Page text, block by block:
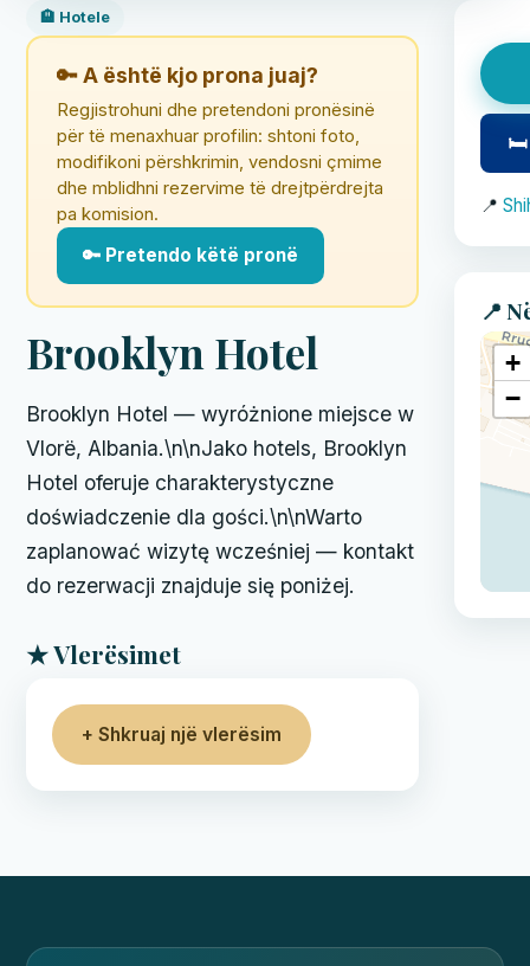
🏨 Hotele
🔑 A është kjo prona juaj?
Regjistrohuni dhe pretendoni pronësinë
për të menaxhuar profilin: shtoni foto,
modifikoni përshkrimin, vendosni çmime
dhe mblidhni rezervime të drejtpërdrejta
pa komision.
🔑 Pretendo këtë pronë
Brooklyn Hotel
Brooklyn Hotel — wyróżnione miejsce w
Vlorë, Albania.\n\nJako hotels, Brooklyn
Hotel oferuje charakterystyczne
doświadczenie dla gości.\n\nWarto
zaplanować wizytę wcześniej — kontakt
do rezerwacji znajduje się poniżej.
★ Vlerësimet
+ Shkruaj një vlerësim
🛏
📍
📍
+
−